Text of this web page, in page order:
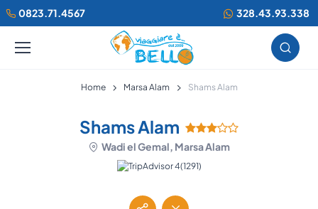
0823.71.4567 328.43.93.338
Home Marsa Alam Shams Alam
Shams Alam
Wadi el Gemal, Marsa Alam
(1291)